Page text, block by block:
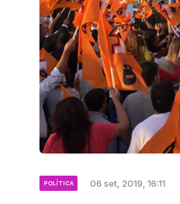
POLÍTICA 06 set, 2019, 16:11